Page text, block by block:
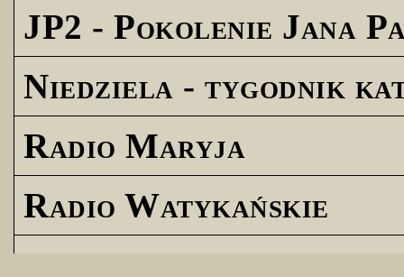
JP2 - Pokolenie Jana
Niedziela - tygodnik
Radio Maryja
Radio Watykańskie